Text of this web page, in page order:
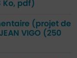
Ko, pdf)
(projet de
VIGO (250